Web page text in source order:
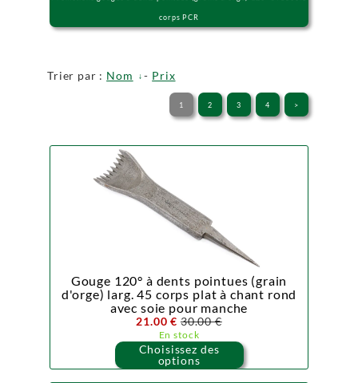
corps PCR
Trier par : Nom - Prix
1 2 3 4 >
Gouge 120° à dents pointues (grain
d'orge) larg. 45 corps plat à chant rond
avec soie pour manche
21.00 € 30.00 €
En stock
Choisissez des
options